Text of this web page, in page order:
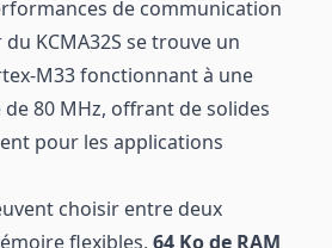
de communication
KCMA32S se trouve un
M33 fonctionnant à une
80 MHz, offrant de solides
pour les applications
choisir entre deux
flexibles, 64 Ko de RAM